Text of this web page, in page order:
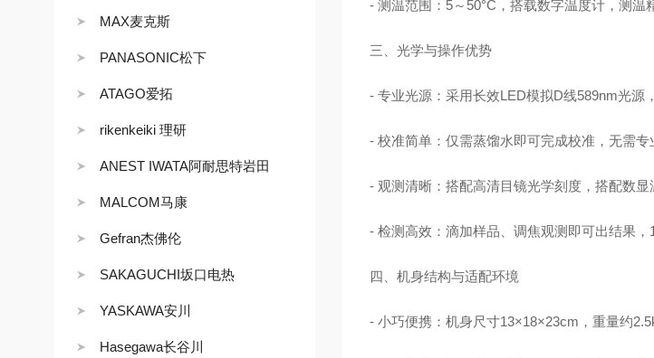
MAX麦克斯
PANASONIC松下
ATAGO爱拓
rikenkeiki 理研
ANEST IWATA阿耐思特岩田
MALCOM马康
Gefran杰佛伦
SAKAGUCHI坂口电热
YASKAWA安川
Hasegawa长谷川
- 测温范围：5～50°C，搭载数字温度计，测
三、光学与操作优势
- 专业光源：采用长效LED模拟D线589nm光
- 校准简单：仅需蒸馏水即可完成校准，无需
- 观测清晰：搭配高清目镜光学刻度，搭配数
- 检测高效：滴加样品、调焦观测即可出结果
四、机身结构与适配环境
- 小巧便携：机身尺寸13×18×23cm，重量约